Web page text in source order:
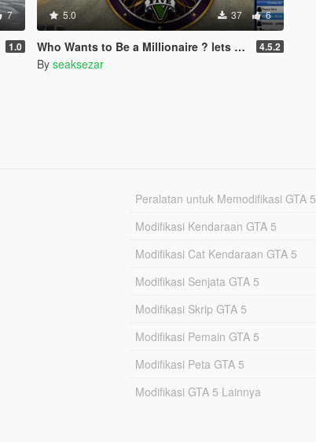
7
1.0
5.0 37 6
Who Wants to Be a Millionaire ? lets play! (legacy and enhanced) 4.5.2
By seaksezar
Peralatan untuk Memodifikasi GTA 5
Modifikasi Kendaraan GTA 5
Modifikasi Cat Kendaraan GTA 5
Modifikasi Senjata GTA 5
Modifikasi Skrip GTA 5
Modifikasi Pemain GTA 5
Modifikasi Peta GTA 5
Modifikasi GTA 5 Lainnya